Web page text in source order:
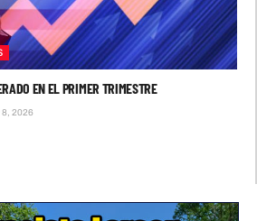
EN EL PRIMER TRIMESTRE
8, 2026